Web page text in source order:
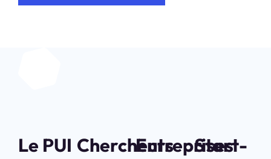
Le PUI ChercheursEntreprises
Start-